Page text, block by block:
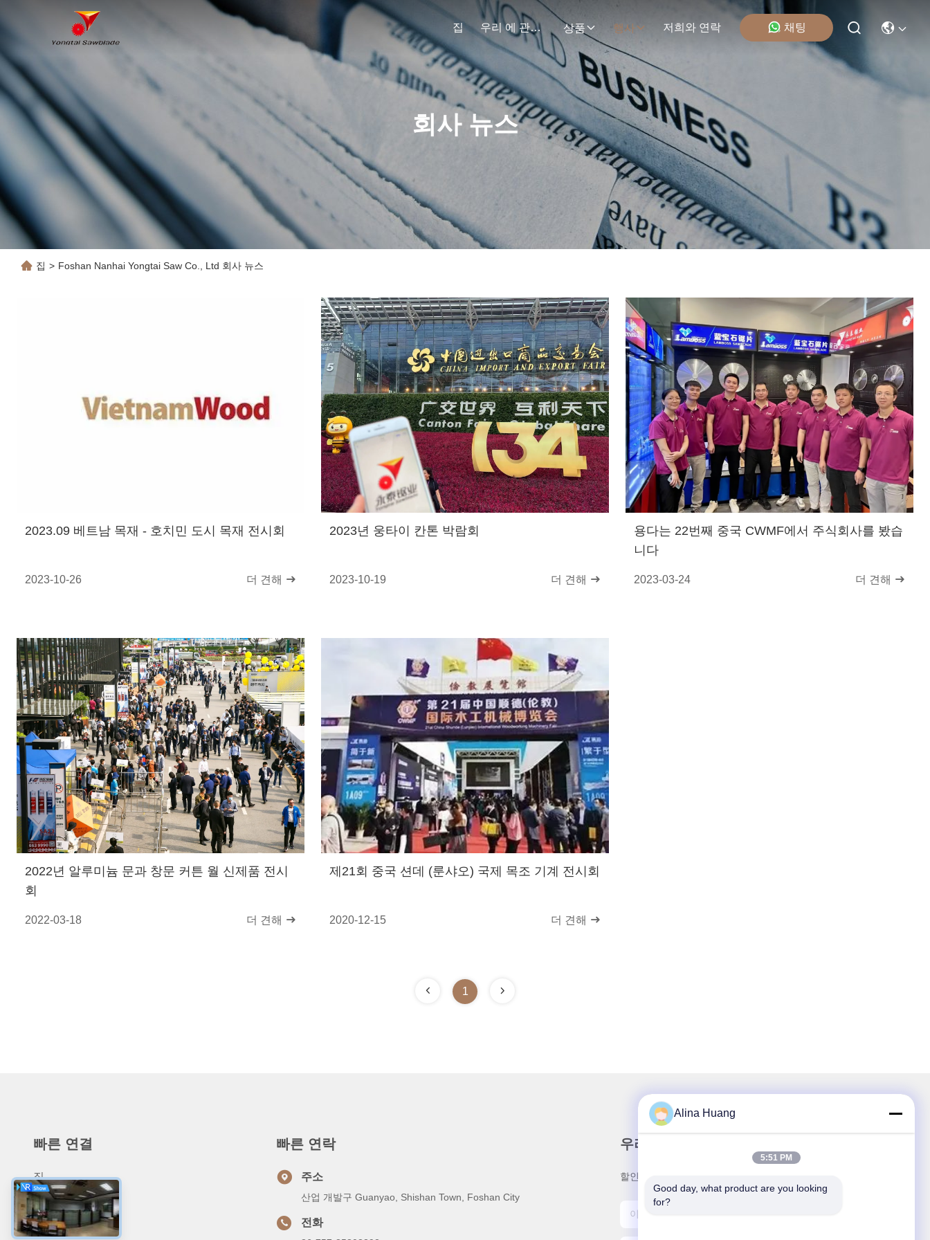
집 우리 에 관한 것 상품 행사 저희와 연락 채팅
회사 뉴스
집 > Foshan Nanhai Yongtai Saw Co., Ltd 회사 뉴스
2023.09 베트남 목재 - 호치민 도시 목재 전시회
2023-10-26 더 견해
2023년 웅타이 칸톤 박람회
2023-10-19 더 견해
용다는 22번째 중국 CWMF에서 주식회사를 봤습
니다
2023-03-24 더 견해
2022년 알루미늄 문과 창문 커튼 월 신제품 전시
회
2022-03-18 더 견해
제21회 중국 션데 (룬샤오) 국제 목조 기계 전시회
2020-12-15 더 견해
1
빠른 연결
집
상품
우리 에 관한 것
빠른 연락
주소
산업 개발구 Guanyao, Shishan Town, Foshan City
전화
우리 뉴스레터
할인 및 더 많은 정보를 얻기 위해 뉴스레터에 가입하십시오.
Alina Huang
5:51 PM
Good day, what product are you looking
for?